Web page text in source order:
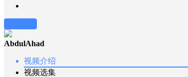
AbdulAhad
视频介绍
视频选集